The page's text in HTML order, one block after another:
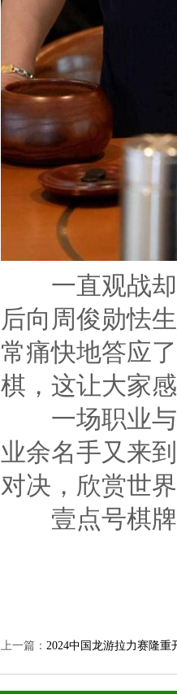
一直观战却
后向周俊勋怯
常痛快地答应
棋，这让大家
一场职业与
业余名手又来
对决，欣赏世
壹点号棋牌
上一篇： 2024中国龙游拉力赛隆